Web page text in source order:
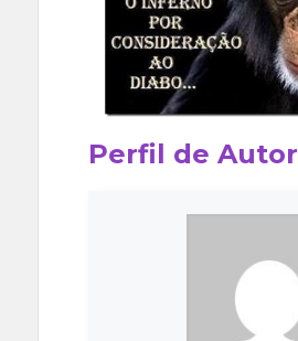
Perfil de Autor